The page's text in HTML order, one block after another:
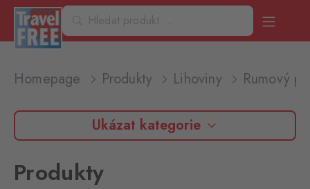
Homepage Produkty Lihoviny Rumový
Ukázat kategorie
Produkty